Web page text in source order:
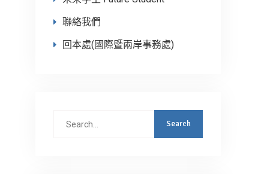
聯絡我們
回本處(國際暨兩岸事務處)
Search